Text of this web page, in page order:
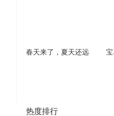
春天来了，夏天还远
热度排行